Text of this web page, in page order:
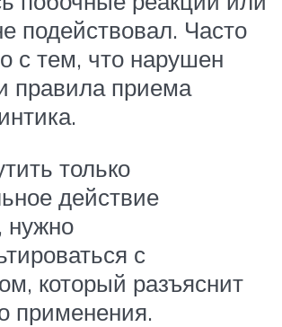
подействовал. Часто
с тем, что нарушен
правила приема
только
действие
нужно
с
который разъяснит
применения.